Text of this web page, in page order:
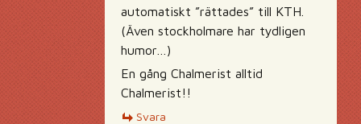
automatiskt ”rättades” till KTH.
(Även stockholmare har tydligen
humor…)
En gång Chalmerist alltid
Chalmerist!!
Svara